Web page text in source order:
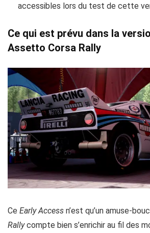
accessibles lors du test de cette
Ce qui est prévu dans la
Assetto Corsa Rally
Ce Early Access n’est qu’un amuse-
Rallycompte bien s’enrichir au fil des